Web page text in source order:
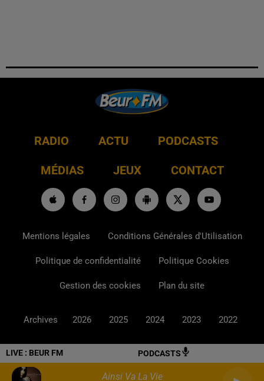
LIVE : BEUR FM PODCASTS
Ainsi Va La Vie
RADIO ACTU PODCASTS
MÉDIAS JEUX CONTACT
Mentions légales Conditions Générales d'Utilisation
Politique de confidentialité Politique Cookies
Gestion des cookies Plan du site
Archives 2026 2025 2024 2023 2022